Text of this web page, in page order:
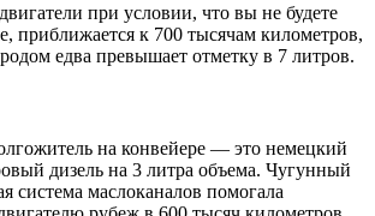
при условии, что вы не будете
приближается к 700 тысячам километров,
едва превышает отметку в 7 литров.
на конвейере — это немецкий
дизель на 3 литра объема. Чугунный
система маслоканалов помогала